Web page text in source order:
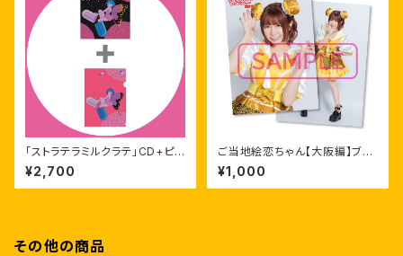
「ストラテラミルクラテ」CD+ピン
クリアファイルセット
¥2,700
ご当地絵恋ちゃん【大阪編】ブロ
マイドセット
¥1,000
その他の商品